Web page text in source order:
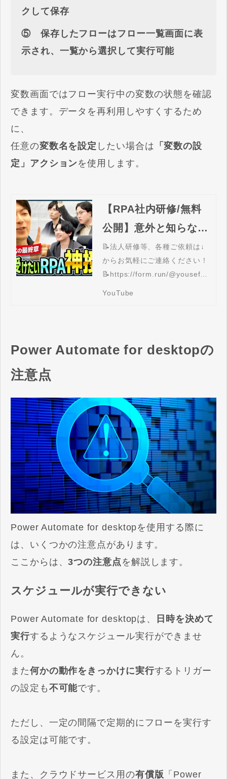
クして保存
⑤ 保存したフローはフロー一覧画面に表
示され、一覧から選択して実行可能
変数画面ではフロー実行中の変数の状態を確認
できます。データを再利用しやすくするため
に、
任意の変数名を設定 したい場合は 「変数の設
定」アクションを使用します。
【RPA社内研修/無料
公開】意外と知らない
「RPAってなに？」自
動化の具体例も伝授！
📝法人研修等、各種ご依頼は↓
からお気軽にご連絡ください！
📝https://form.run/@youseful-
YouTube
Power Automate for desktopの
注意点
Power Automate for desktopを使用する際に
は、いくつかの注意点があります。
ここからは、3つの注意点 を解説します。
スケジュールが実行できない
Power Automate for desktopは、
日時を決めて
実行するようなスケジュール実行ができませ
ん。
また何かの動作をきっかけに実行するトリガー
の設定も 不可能です。
ただし、一定の間隔で定期的にフローを実行す
る設定は可能です。
また、クラウドサービス用の有償版 「Power